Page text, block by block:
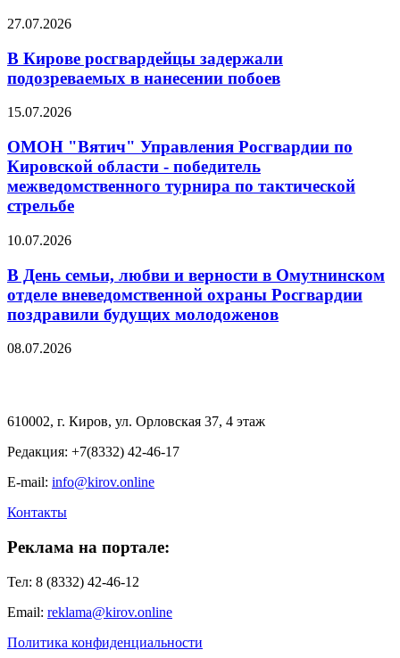
27.07.2026
В Кирове росгвардейцы задержали
подозреваемых в нанесении побоев
15.07.2026
ОМОН "Вятич" Управления Росгвардии по
Кировской области - победитель
межведомственного турнира по тактической
стрельбе
10.07.2026
В День семьи, любви и верности в Омутнинском
отделе вневедомственной охраны Росгвардии
поздравили будущих молодоженов
08.07.2026
610002, г. Киров, ул. Орловская 37, 4 этаж
Редакция: +7(8332) 42-46-17
E-mail: info@kirov.online
Контакты
Реклама на портале:
Тел: 8 (8332) 42-46-12
Email: reklama@kirov.online
Политика конфиденциальности